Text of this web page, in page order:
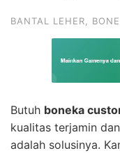
BANTAL LEHER
Butuh boneka
kualitas terjamin
adalah solusinya.